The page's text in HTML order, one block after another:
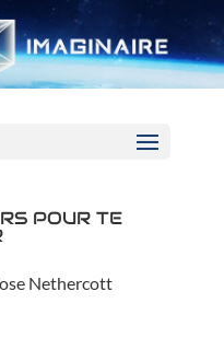
POUR TE
Nethercott